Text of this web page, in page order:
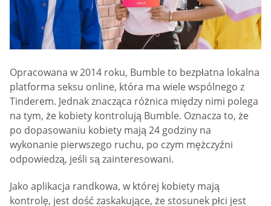
Opracowana w 2014 roku, Bumble to bezpłatna lokalna
platforma seksu online, która ma wiele wspólnego z
Tinderem. Jednak znacząca różnica między nimi polega
na tym, że kobiety kontrolują Bumble. Oznacza to, że
po dopasowaniu kobiety mają 24 godziny na
wykonanie pierwszego ruchu, po czym mężczyźni
odpowiedzą, jeśli są zainteresowani.
Jako aplikacja randkowa, w której kobiety mają
kontrolę, jest dość zaskakujące, że stosunek płci jest